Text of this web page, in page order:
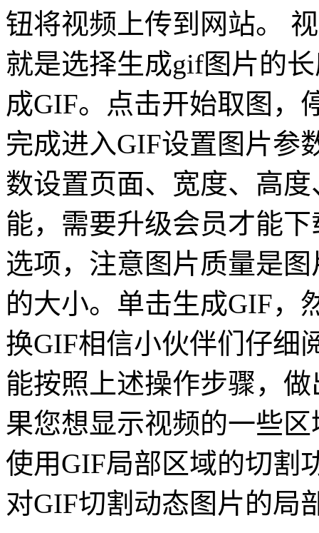
钮将视频上传到网站。
就是选择生成gif图片的
成GIF。点击开始取图，
完成进入GIF设置图片参
数设置页面、宽度、高
能，需要升级会员才能
选项，注意图片质量是
的大小。单击生成GIF，
换GIF相信小伙伴们仔细
能按照上述操作步骤，
果您想显示视频的一些
使用GIF局部区域的切割
对GIF切割动态图片的局